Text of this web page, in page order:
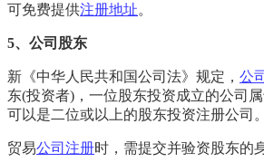
可免费提供注册地址。
5、公司股东
新《中华人民共和国公司法》规定， 公
东(投资者)，一位股东投资成立的公司
可以是二位或以上的股东投资注册公司。
贸易公司注册时，需提交并验资股东的